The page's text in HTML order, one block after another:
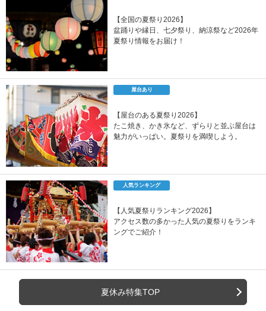
【全国の夏祭り2026】
盆踊りや縁日、七夕祭り、納涼祭など2026年
夏祭り情報をお届け！
屋台あり
【屋台のある夏祭り2026】
たこ焼き、かき氷など、ずらりと並ぶ屋台は
魅力がいっぱい。夏祭りを満喫しよう。
人気ランキング
【人気夏祭りランキング2026】
アクセス数の多かった人気の夏祭りをランキ
ングでご紹介！
夏休み特集TOP